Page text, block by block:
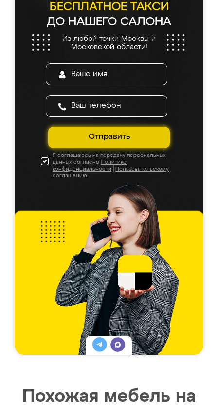
БЕСПЛАТНОЕ ТАКСИ
ДО НАШЕГО САЛОНА
Из любой точки Москвы и
Московской области!
Отправить
Я соглашаюсь на передачу персональных
данных согласно Политике
конфиденциальности
Пользовательскому
соглашению
Похожая мебель на